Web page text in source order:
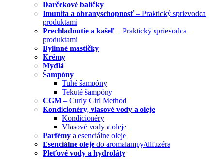
Darčekové balíčky
Imunita a obranyschopnosť– Praktický sprievodca
produktami
Prechladnutie a kašeľ – Praktický sprievodca
produktami
Bylinné mastičky
Krémy
Mydlá
Šampóny
Tuhé šampóny
Tekuté šampóny
CGM – Curly Girl Method
Kondicionéry, vlasové vody a oleje
Kondicionéry
Vlasové vody a oleje
Parfémy a esenciálne oleje
Esenciálne oleje do aromalampy/difuzéra
Pleťové vody a hydroláty